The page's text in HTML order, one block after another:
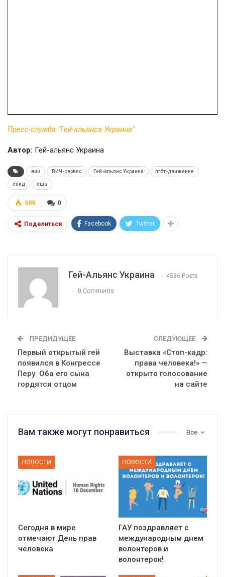
Пресс-служба "Гей-альянса Украина"
Автор: Гей-альянс Украина
вич ВИЧ-сервис Гей-альянс Украина лгбт-движение
спид сша
0
606
Поделиться Facebook Twitter
Гей-Альянс Украина 4596 Posts
0 Comments
ПРЕДИДУЩЕЕ
Первый открытый гей
появился в Конгрессе
Перу. Оба его сына
гордятся отцом
СЛЕДУЮЩЕЕ
Выставка «Стоп-кадр:
права человека!» —
открыто голосование
на сайте
Все
Вам также могут понравиться
НОВОСТИ
Сегодня в мире
отмечают День прав
человека
НОВОСТИ
ГАУ поздравляет с
международным днем
волонтеров и
волонтерок!